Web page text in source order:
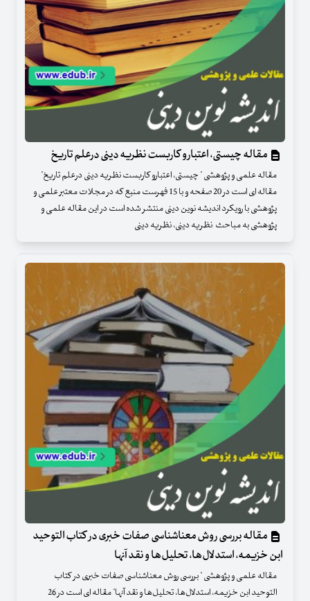
مقاله چیستی، اعتبارو کاربست نظریه دینی درعلم تاریخ
مقاله علمی و پژوهشی " چیستی، اعتبارو کاربست نظریه دینی درعلم تاریخ"
مقاله ای است در 20 صفحه و با 15 فهرست منبع که در مجلات معتبر علمی و
پژوهشی با رویکرد اندیشه نوین دینی منتشر شده است در این مقاله علمی و
پژوهشی به مباحث نظریه دینی، نظریه دینی
مقاله بررسی روش معناشناسی صفات خبری در کتاب التوحید
ابن خزیمه، استدلال‌ها، تحلیل‌ها و نقد آنها
مقاله علمی و پژوهشی " بررسی روش معناشناسی صفات خبری در کتاب
التوحید ابن خزیمه، استدلال‌ها، تحلیل‌ها و نقد آنها" مقاله ای است در 26